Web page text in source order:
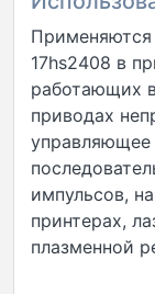
Применяются
17hs2408 в
работающих
приводах
управляющее
импульсов,
принтерах,
плазменной